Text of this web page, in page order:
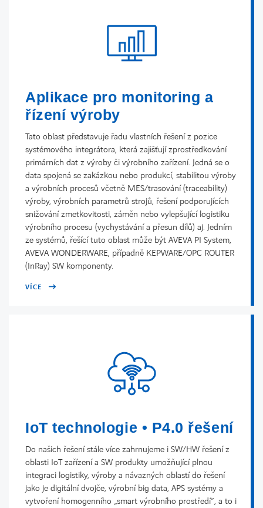
Aplikace pro monitoring a
řízení výroby
Tato oblast představuje řadu vlastních řešení z pozice
systémového integrátora, která zajišťují zprostředkování
primárních dat z výroby či výrobního zařízení. Jedná se o
data spojená se zakázkou nebo produkcí, stabilitou výroby
a výrobních procesů včetně MES/trasování (traceability)
výroby, výrobních parametrů strojů, řešení podporujících
snižování zmetkovitosti, záměn nebo vylepšující logistiku
výrobního procesu (vychystávání a přesun dílů) aj. Jedním
ze systémů, řešící tuto oblast může být AVEVA PI System,
AVEVA WONDERWARE, případně KEPWARE/OPC ROUTER
(InRay) SW komponenty.
VÍCE
IoT technologie • P4.0 řešení
Do našich řešení stále více zahrnujeme i SW/HW řešení z
oblasti IoT zařízení a SW produkty umožňující plnou
integraci logistiky, výroby a návazných oblastí do řešení
jako je digitální dvojče, výrobní big data, APS systémy a
vytvoření homogenního „smart výrobního prostředí“, a to i